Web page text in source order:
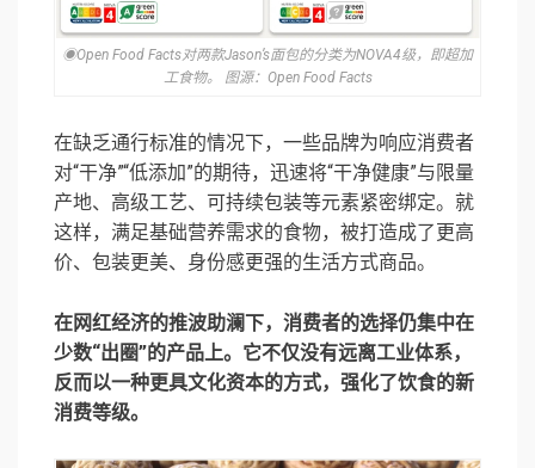
◉Open Food Facts对两款Jason’s面包的分类为NOVA4级，即超加
工食物。 图源：Open Food Facts
在缺乏通行标准的情况下，一些品牌为响应消费者
对“干净”“低添加”的期待，迅速将“干净健康”与限量
产地、高级工艺、可持续包装等元素紧密绑定。就
这样，满足基础营养需求的食物，被打造成了更高
价、包装更美、身份感更强的生活方式商品。
在网红经济的推波助澜下，消费者的选择仍集中在
少数“出圈”的产品上。它不仅没有远离工业体系，
反而以一种更具文化资本的方式，强化了饮食的新
消费等级。